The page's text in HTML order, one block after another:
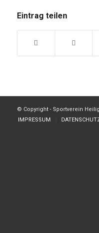
Eintrag teilen
© Copyright - Sportverein
IMPRESSUM